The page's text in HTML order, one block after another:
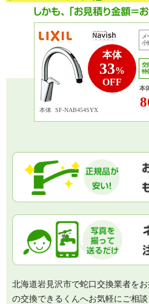
本体
33%
OFF
本体 SF-NAB454SYX
メ
小
交
特
本
北海道岩見沢市で蛇口交換業者を
の交換できるくんへお気軽にご相談